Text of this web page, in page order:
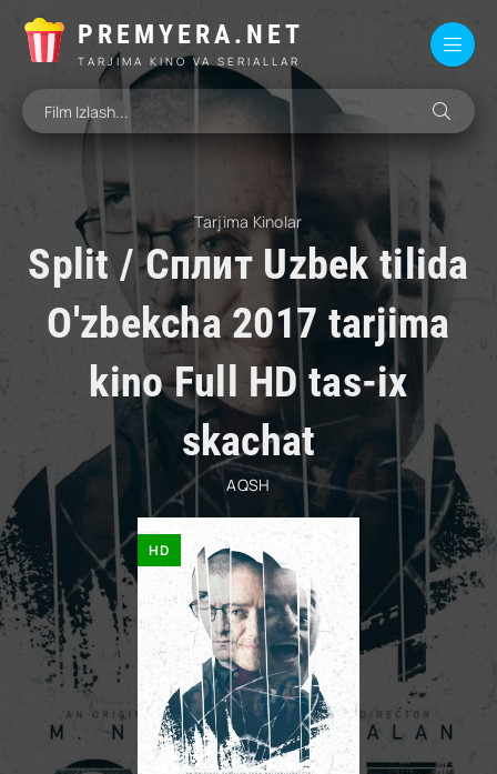
PREMYERA.NET
TARJIMA KINO VA SERIALLAR
Tarjima Kinolar
Split / Сплит Uzbek tilida
O'zbekcha 2017 tarjima
kino Full HD tas-ix
skachat
AQSH
HD